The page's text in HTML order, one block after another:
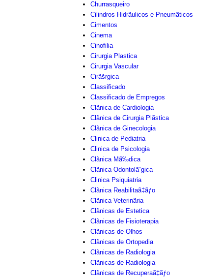
Churrasqueiro
Cilindros Hidrãulicos e Pneumãticos
Cimentos
Cinema
Cinofilia
Cirurgia Plastica
Cirurgia Vascular
Cirãšrgica
Classificado
Classificado de Empregos
Clãnica de Cardiologia
Clãnica de Cirurgia Plãstica
Clãnica de Ginecologia
Clinica de Pediatria
Clinica de Psicologia
Clãnica Mã‰dica
Clãnica Odontolã“gica
Clinica Psiquiatria
Clãnica Reabilitaã‡ãƒo
Clãnica Veterinãria
Clãnicas de Estetica
Clãnicas de Fisioterapia
Clãnicas de Olhos
Clãnicas de Ortopedia
Clãnicas de Radiologia
Clãnicas de Radiologia
Clãnicas de Recuperaã‡ãƒo